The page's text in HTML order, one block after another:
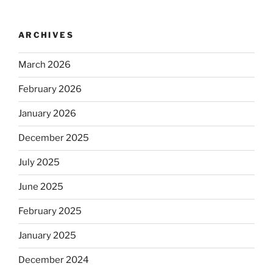
ARCHIVES
March 2026
February 2026
January 2026
December 2025
July 2025
June 2025
February 2025
January 2025
December 2024